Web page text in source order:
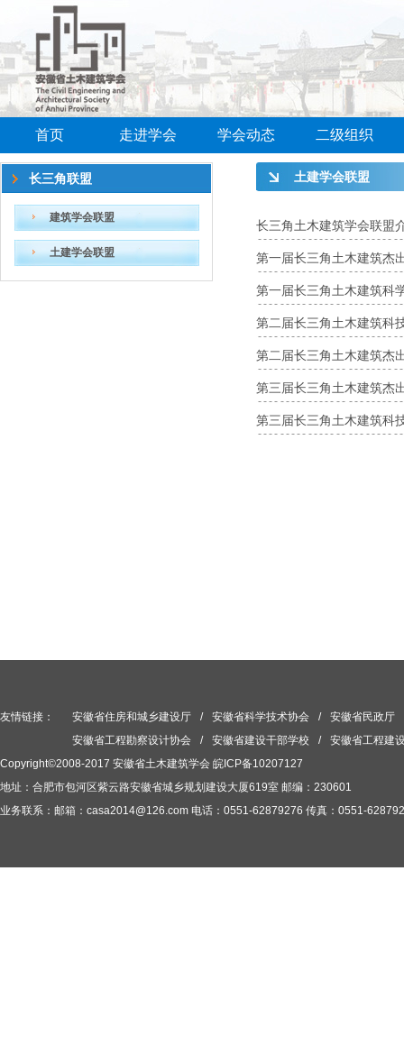
首页 走进学会 学会动态 二级组织
长三角联盟
建筑学会联盟
土建学会联盟
土建学会联盟
长三角土木建筑学会联盟
第一届长三角土木建筑杰
第一届长三角土木建筑科
第二届长三角土木建筑科
第二届长三角土木建筑杰
第三届长三角土木建筑杰
第三届长三角土木建筑科
友情链接： 安徽省住房和城乡建设厅 / 安徽省科学技术协会 /
安徽省民政厅
安徽省工程勘察设计协会
/ 安徽省建设干部学校 /
安徽省工程建
Copyright©2008-2017 安徽省土木建筑学会 皖ICP备10207127
地址：合肥市包河区紫云路安徽省城乡规划建设大厦619室 邮编：230601
业务联系：邮箱：casa2014@126.com 电话：0551-62879276 传真：0551-